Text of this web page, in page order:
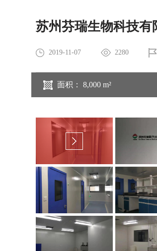
苏州芬瑞生物科技有
2019-11-07 2280
面积： 8,000 m²